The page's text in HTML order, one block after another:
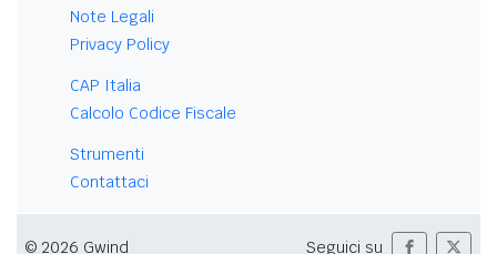
Note Legali
Privacy Policy
CAP Italia
Calcolo Codice Fiscale
Strumenti
Contattaci
© 2026 Gwind Seguici su